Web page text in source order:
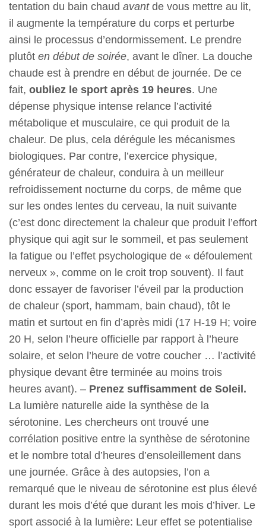
tentation du bain chaud avant de vous mettre au lit,
il augmente la température du corps et perturbe
ainsi le processus d’endormissement. Le prendre
plutôt en début de soirée, avant le dîner. La douche
chaude est à prendre en début de journée. De ce
fait, oubliez le sport après 19 heures. Une
dépense physique intense relance l’activité
métabolique et musculaire, ce qui produit de la
chaleur. De plus, cela dérégule les mécanismes
biologiques. Par contre, l’exercice physique,
générateur de chaleur, conduira à un meilleur
refroidissement nocturne du corps, de même que
sur les ondes lentes du cerveau, la nuit suivante
(c’est donc directement la chaleur que produit l’effort
physique qui agit sur le sommeil, et pas seulement
la fatigue ou l’effet psychologique de « défoulement
nerveux », comme on le croit trop souvent). Il faut
donc essayer de favoriser l’éveil par la production
de chaleur (sport, hammam, bain chaud), tôt le
matin et surtout en fin d’après midi (17 H-19 H; voire
20 H, selon l’heure officielle par rapport à l’heure
solaire, et selon l’heure de votre coucher … l’activité
physique devant être terminée au moins trois
heures avant). – Prenez suffisamment de Soleil.
La lumière naturelle aide la synthèse de la
sérotonine. Les chercheurs ont trouvé une
corrélation positive entre la synthèse de sérotonine
et le nombre total d’heures d’ensoleillement dans
une journée. Grâce à des autopsies, l’on a
remarqué que le niveau de sérotonine est plus élevé
durant les mois d’été que durant les mois d’hiver. Le
sport associé à la lumière: Leur effet se potentialise